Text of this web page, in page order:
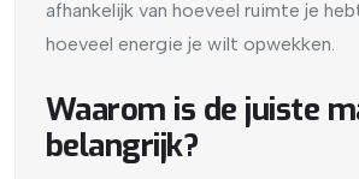
afhankelijk van hoeveel ruimte je
hoeveel energie je wilt opwekken.
Waarom is de juiste
belangrijk?